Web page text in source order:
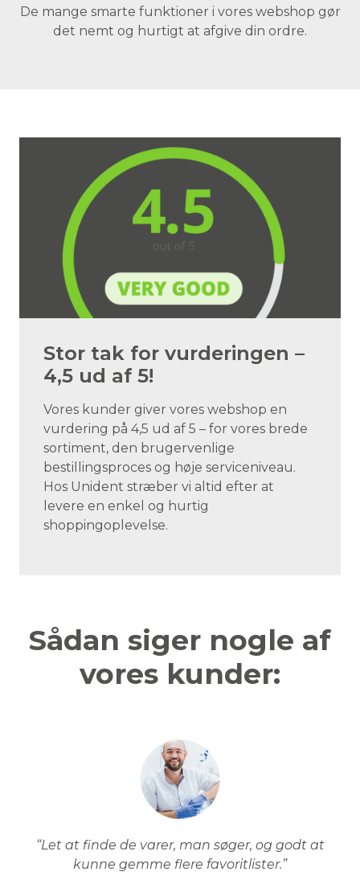
De mange smarte funktioner i vores webshop gør
det nemt og hurtigt at afgive din ordre.
Stor tak for vurderingen –
4,5 ud af 5!
Vores kunder giver vores webshop en
vurdering på 4,5 ud af 5 – for vores brede
sortiment, den brugervenlige
bestillingsproces og høje serviceniveau.
Hos Unident stræber vi altid efter at
levere en enkel og hurtig
shoppingoplevelse.
Sådan siger nogle af
vores kunder:
“Let at finde de varer, man søger, og godt at
kunne gemme flere favoritlister.”